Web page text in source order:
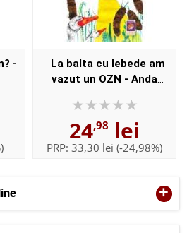
+
-
La balta cu lebede am
vazut un OZN - Anda
24,98 lei
PRP: 33,30 lei (-24,98%)